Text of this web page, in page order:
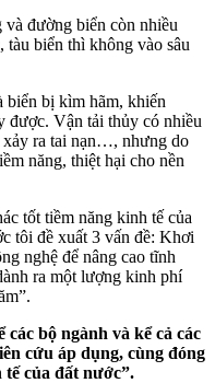
đường biển còn nhiều
tàu biển thì không vào sâu
biển bị kìm hãm, khiến
được. Vận tải thủy có nhiều
xảy ra tai nạn…, nhưng do
năng, thiệt hại cho nền
tốt tiềm năng kinh tế của
tôi đề xuất 3 vấn đề: Khơi
nghệ để nâng cao tĩnh
ra một lượng kinh phí
bộ ngành và kể cả các
cứu áp dụng, cùng đóng
của đất nước”.